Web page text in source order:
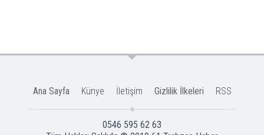
Ana Sayfa Künye İletişim Gizlilik İlkeleri RSS
0546 595 62 63